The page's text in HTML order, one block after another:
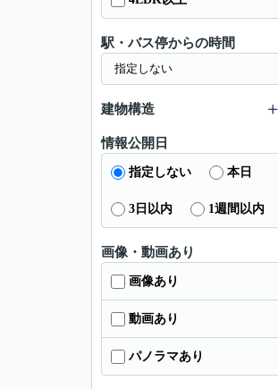
駅・バス停からの時間
建物構造
情報公開日
指定しない 本日
3日以内 1週間以内
画像・動画あり
画像あり
動画あり
パノラマあり